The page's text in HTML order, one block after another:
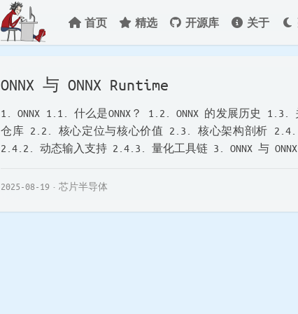
首页 精选 开源库 关于
ONNX 与 ONNX Runtime
1. ONNX 1.1. 什么是ONNX？ 1.2. ONNX 的发展历史
仓库 2.2. 核心定位与核心价值 2.3. 核心架构剖析
2.4.2. 动态输入支持 2.4.3. 量化工具链 3. ONNX 与
2025-08-19 芯片半导体